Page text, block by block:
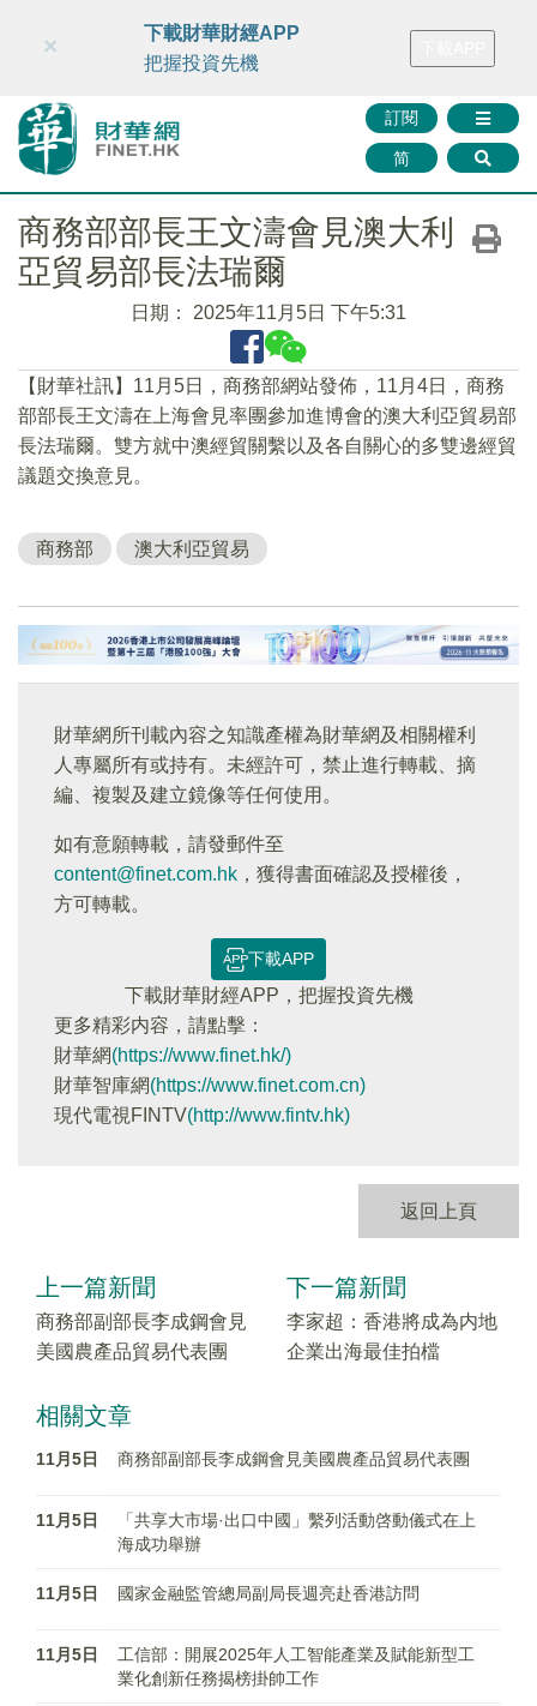
財華智庫網 FINTV FINMETA 財華證券 媒體矩陣
訂閱
简
×
下載財華財經APP
把握投資先機
商務部部長王文濤會見澳大利
亞貿易部長法瑞爾
日期： 2025年11月5日 下午5:31
【財華社訊】11月5日，商務部網站發佈，11月4日，商務
部部長王文濤在上海會見率團參加進博會的澳大利亞貿易部
長法瑞爾。雙方就中澳經貿關繫以及各自關心的多雙邊經貿
議題交換意見。
商務部 澳大利亞貿易
財華網所刊載內容之知識產權為財華網及相關權利
人專屬所有或持有。未經許可，禁止進行轉載、摘
編、複製及建立鏡像等任何使用。
如有意願轉載，請發郵件至
content@finet.com.hk ，獲得書面確認及授權後，
方可轉載。
下載APP
下載財華財經APP，把握投資先機
更多精彩内容，請點擊：
財華網(https://www.finet.hk/)
財華智庫網(https://www.finet.com.cn)
現代電視FINTV(http://www.fintv.hk)
返回上頁
上一篇新聞
商務部副部長李成鋼會見
美國農產品貿易代表團
下一篇新聞
李家超：香港將成為内地
企業出海最佳拍檔
相關文章
11月5日 商務部副部長李成鋼會見美國農產品貿易代表團
11月5日
「共享大市場·出口中國」繫列活動啓動儀式在上
海成功舉辦
11月5日 國家金融監管總局副局長週亮赴香港訪問
11月5日
工信部：開展2025年人工智能產業及賦能新型工
業化創新任務揭榜掛帥工作